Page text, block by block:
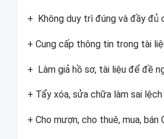
+ Không duy trì đúng và đầy đủ
+ Cung cấp thông tin trong tài
+ Làm giả hồ sơ, tài liệu để đề
+ Tẩy xóa, sửa chữa làm sai
+ Cho mượn, cho thuê, mua,